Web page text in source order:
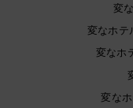
変
変なホ
変なホ
変な